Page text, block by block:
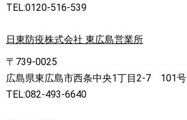
TEL:0120-516-539
日東防疫株式会社 東広島営業所
〒739-0025
広島県東広島市西条中央1丁目2-7 101号
TEL:082-493-6640